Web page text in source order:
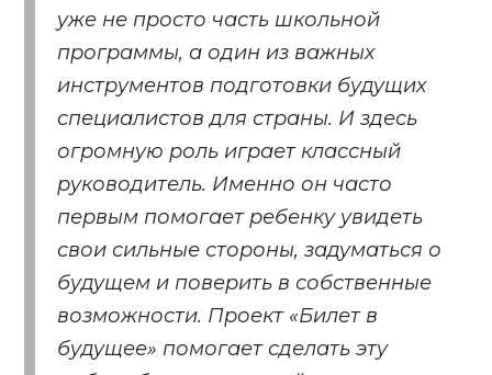
уже не просто часть школьной
программы, а один из важных
инструментов подготовки будущих
специалистов для страны. И здесь
огромную роль играет классный
руководитель. Именно он часто
первым помогает ребенку увидеть
свои сильные стороны, задуматься о
будущем и поверить в собственные
возможности. Проект «Билет в
будущее» помогает сделать эту